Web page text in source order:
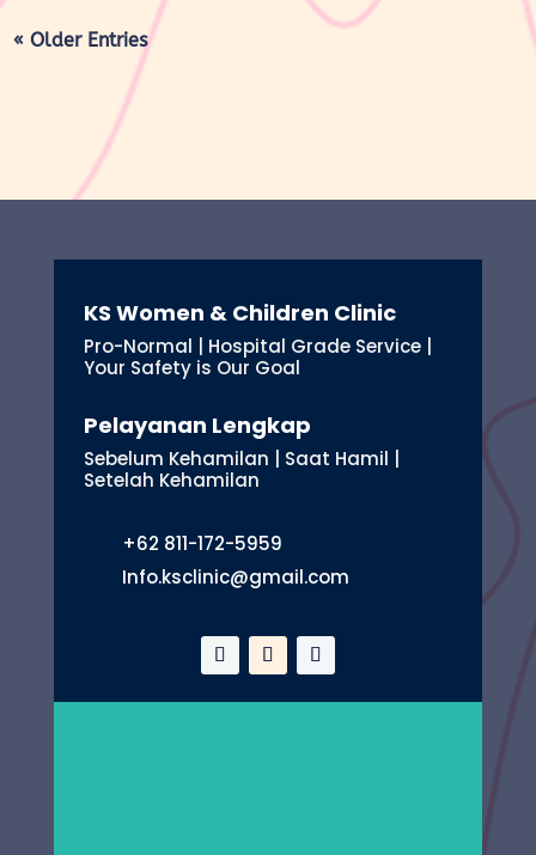
« Older Entries
KS Women & Children Clinic
Pro-Normal | Hospital Grade Service |
Your Safety is Our Goal
Pelayanan Lengkap
Sebelum Kehamilan | Saat Hamil |
Setelah Kehamilan
+62 811-172-5959
Info.ksclinic@gmail.com